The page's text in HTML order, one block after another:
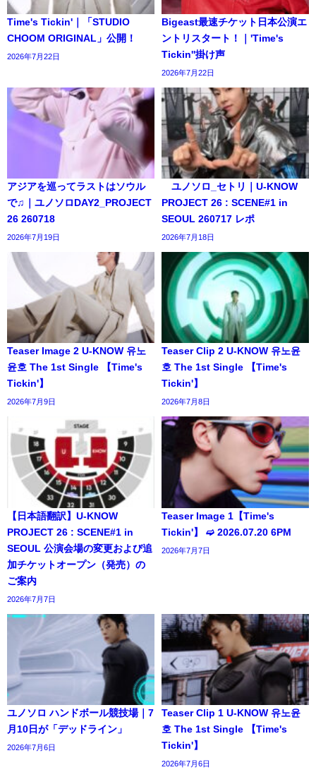
Time's Tickin'｜「STUDIO
CHOOM ORIGINAL」公開！
2026年7月22日
Bigeast最速チケット日本公演エ
ントリスタート！｜'Time's
Tickin''掛け声
2026年7月22日
アジアを巡ってラストはソウル
で♫｜ユノソロDAY2_PROJECT
26 260718
2026年7月19日
ユノソロ_セトリ｜U-KNOW
PROJECT 26 : SCENE#1 in
SEOUL 260717 レポ
2026年7月18日
Teaser Image 2 U-KNOW 유노
윤호 The 1st Single 【Time's
Tickin'】
2026年7月9日
Teaser Clip 2 U-KNOW 유노윤
호 The 1st Single 【Time's
Tickin'】
2026年7月8日
【日本語翻訳】U-KNOW
PROJECT 26 : SCENE#1 in
SEOUL 公演会場の変更および追
加チケットオープン（発売）の
ご案内
2026年7月7日
Teaser Image 1【Time's
Tickin'】 ➫ 2026.07.20 6PM
2026年7月7日
ユノソロ ハンドボール競技場｜7
月10日が「デッドライン」
2026年7月6日
Teaser Clip 1 U-KNOW 유노윤
호 The 1st Single 【Time's
Tickin'】
2026年7月6日